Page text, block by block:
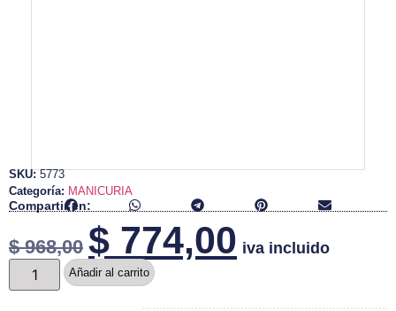
SKU:5773
Categoría: MANICURIA
Compartir en:
$968,00 $ 774,00 iva incluido
Añadir al carrito